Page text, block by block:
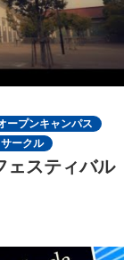
ープンキャンパス
ークル
ェスティバル